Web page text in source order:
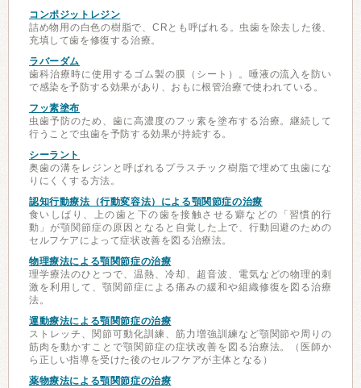
コンポジットレジン
詰め物用の白色の樹脂で、CRとも呼ばれる。虫歯を除去した後、
充填して歯を修復する治療。
ラバーダム
歯科治療時に使用するゴム製の膜（シート）。唾液の流入を防い
で感染を予防する効果があり、おもに根管治療で使われている。
フッ素塗布
虫歯予防のため、歯に高濃度のフッ素を塗布する治療。継続して
行うことで虫歯を予防する効果が持続する。
シーラント
奥歯の溝をレジンと呼ばれるプラスチック樹脂で埋めて虫歯にな
りにくくする方法。
認知行動療法（行動変容法）による顎関節症の治療
食いしばり、上の歯と下の歯を接触させる癖などの「習慣的行
動」が顎関節症の原因となると自覚した上で、行動回避のための
セルフケアによって症状改善を図る治療法。
物理療法による顎関節症の治療
理学療法のひとつで、温熱、冷却、超音波、電気などの物理的刺
激を利用して、顎関節症による痛みの緩和や組織修復を図る治療
法。
運動療法による顎関節症の治療
ストレッチ、関節可動化訓練、筋力増強訓練など顎関節や周りの
筋肉を動かすことで顎関節症の症状改善を図る治療法。（医師か
ら正しい指導を受けた後のセルフケアが主体となる）
薬物療法による顎関節症の治療